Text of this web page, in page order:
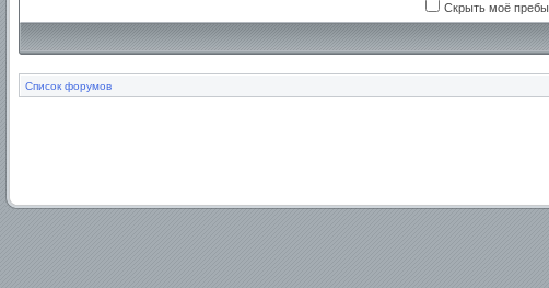
Скрыть моё
Список форумов